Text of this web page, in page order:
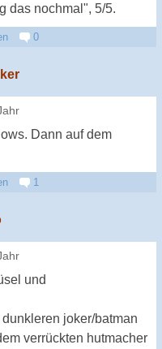
das nochmal", 5/5.
0
Dann auf dem
1
und
joker/batman
verrückten hutmacher